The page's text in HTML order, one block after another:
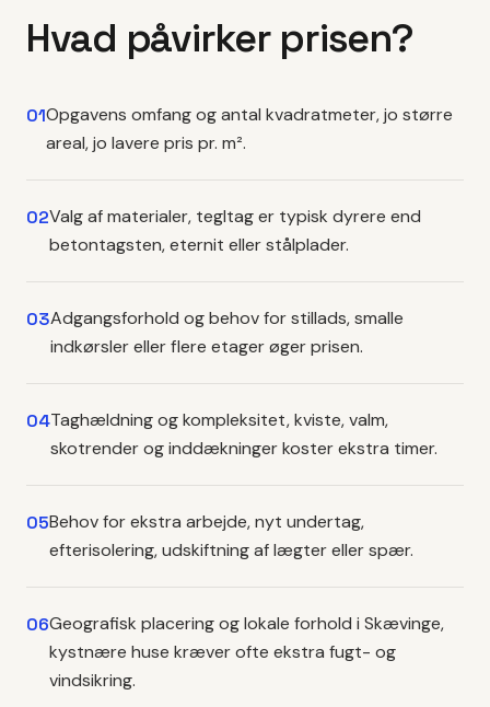
Hvad påvirker prisen?
01Opgavens omfang og antal kvadratmeter, jo større
areal, jo lavere pris pr. m².
02Valg af materialer, tegltag er typisk dyrere end
betontagsten, eternit eller stålplader.
03Adgangsforhold og behov for stillads, smalle
indkørsler eller flere etager øger prisen.
04Taghældning og kompleksitet, kviste, valm,
skotrender og inddækninger koster ekstra timer.
05Behov for ekstra arbejde, nyt undertag,
efterisolering, udskiftning af lægter eller spær.
06Geografisk placering og lokale forhold i Skævinge,
kystnære huse kræver ofte ekstra fugt- og
vindsikring.